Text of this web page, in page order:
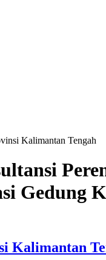
Gedung
Kalimantan